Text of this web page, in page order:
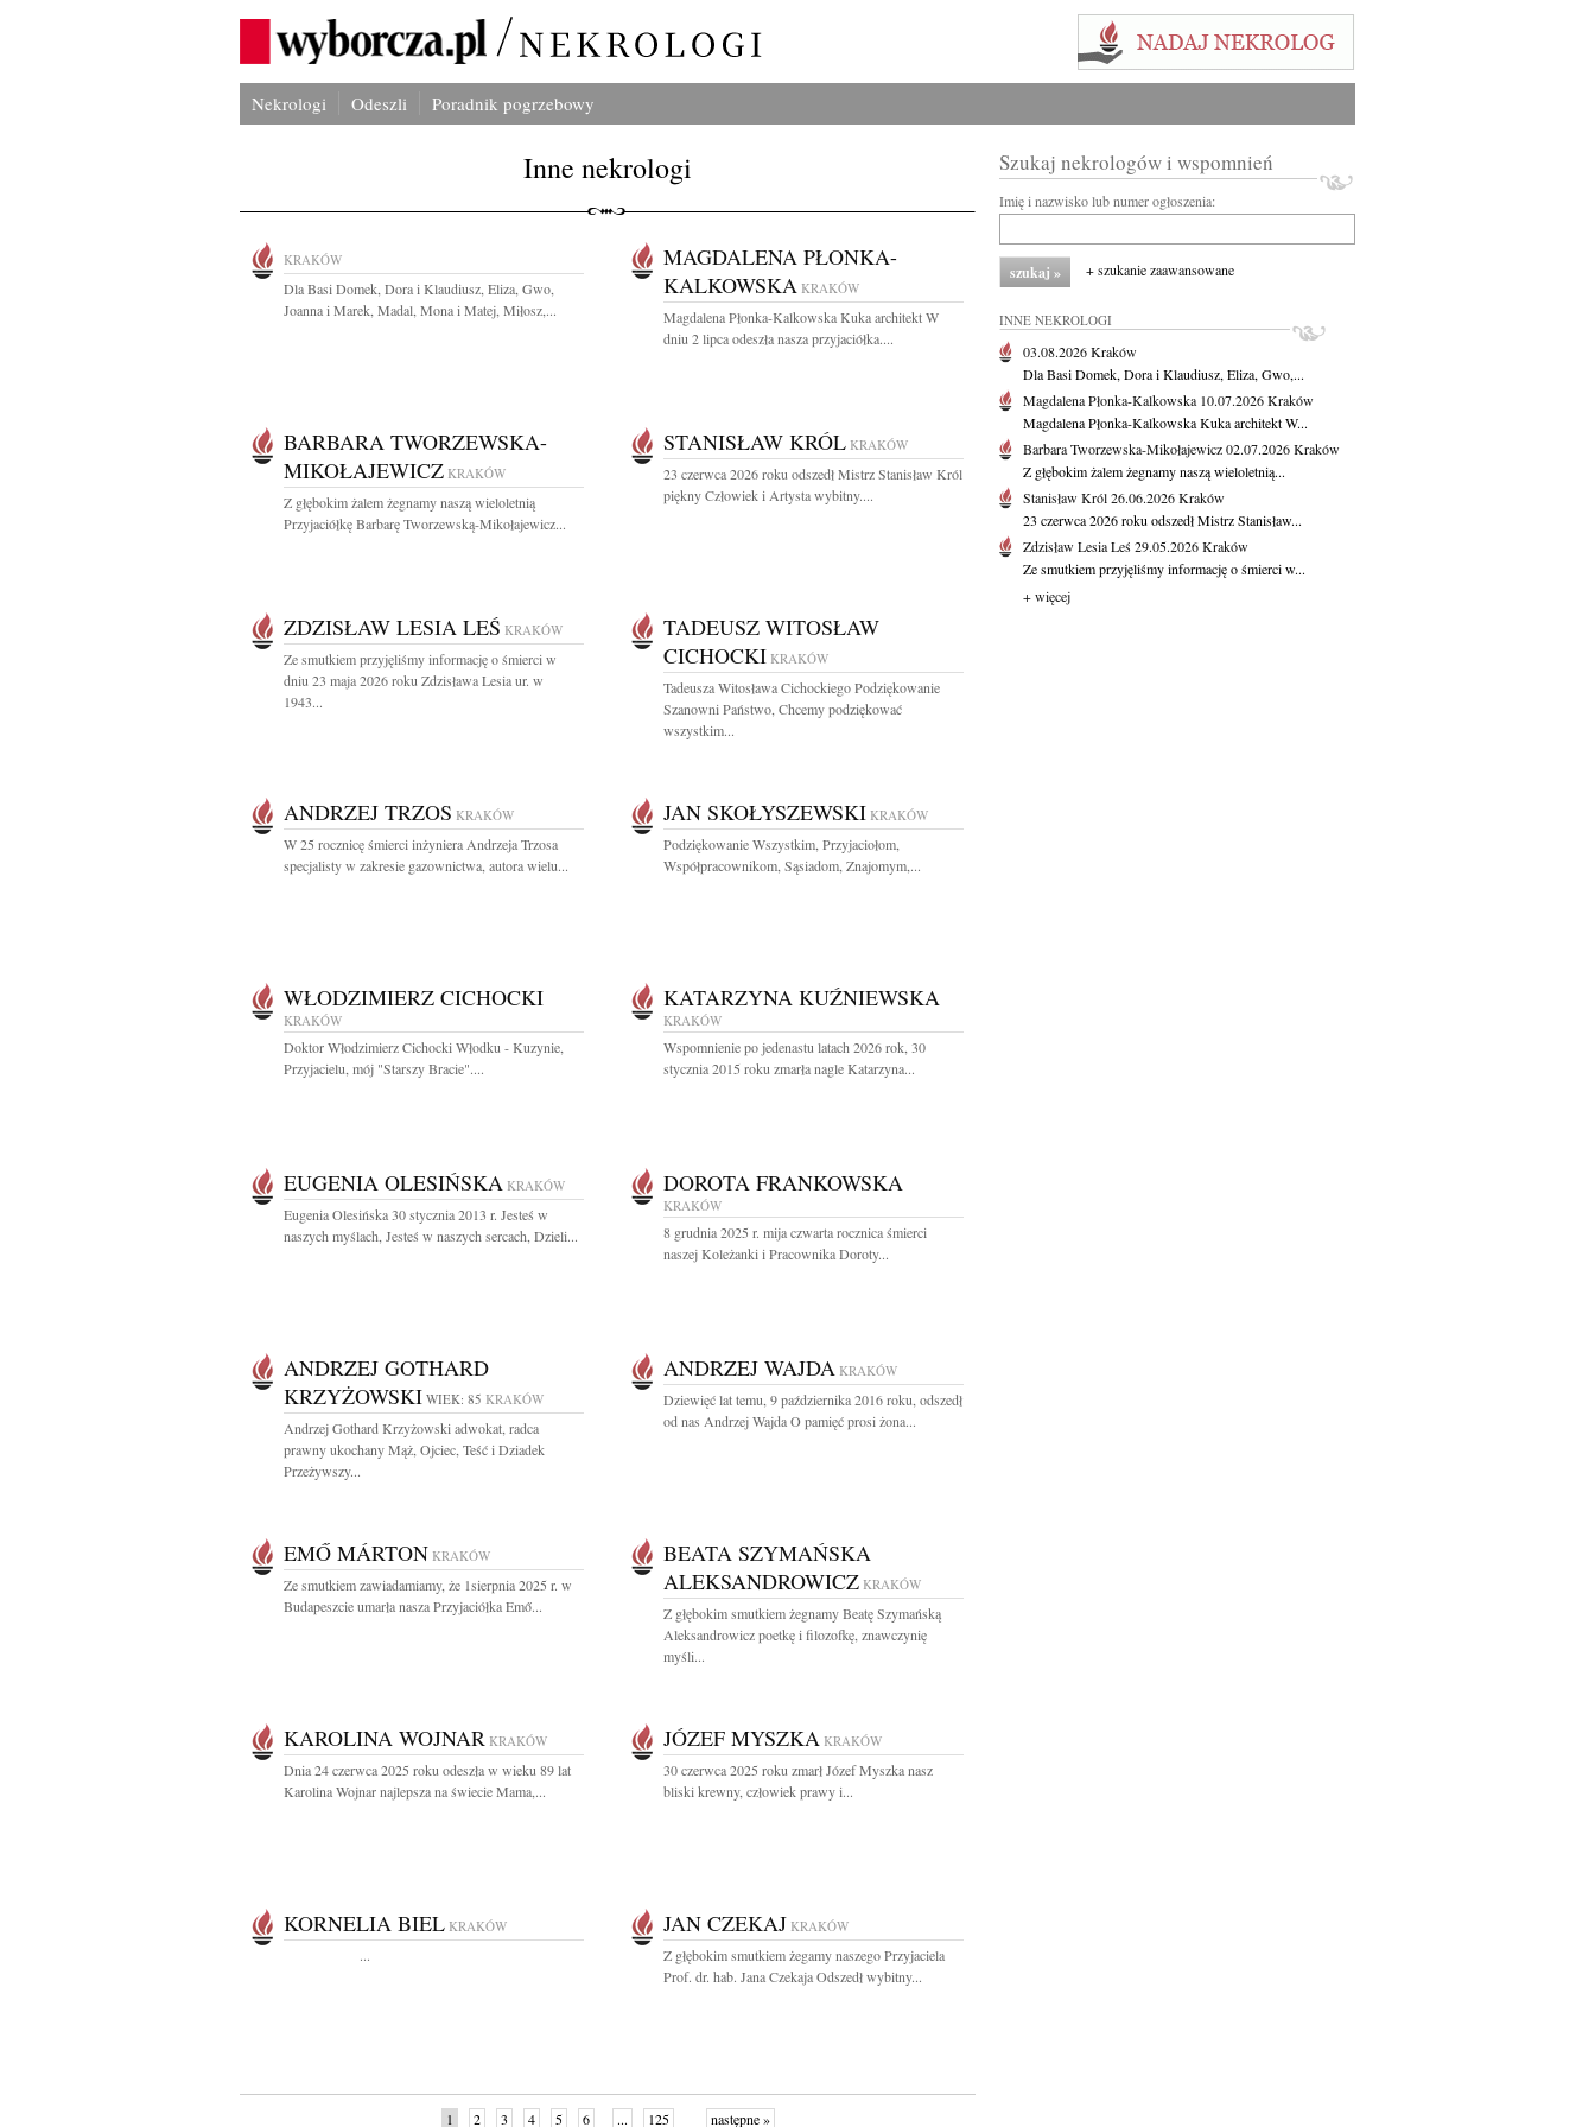
Nekrologi Odeszli Poradnik pogrzebowy
Inne nekrologi
KRAKÓW
Dla Basi Domek, Dora i Klaudiusz, Eliza, Gwo,
Joanna i Marek, Madal, Mona i Matej, Miłosz,...
MAGDALENA PŁONKA-
KALKOWSKA KRAKÓW
Magdalena Płonka-Kalkowska Kuka architekt W
dniu 2 lipca odeszła nasza przyjaciółka....
BARBARA TWORZEWSKA-
MIKOŁAJEWICZ KRAKÓW
Z głębokim żalem żegnamy naszą wieloletnią
Przyjaciółkę Barbarę Tworzewską-Mikołajewicz...
STANISŁAW KRÓL KRAKÓW
23 czerwca 2026 roku odszedł Mistrz Stanisław Król
piękny Człowiek i Artysta wybitny....
ZDZISŁAW LESIA LEŚ KRAKÓW
Ze smutkiem przyjęliśmy informację o śmierci w
dniu 23 maja 2026 roku Zdzisława Lesia ur. w
1943...
TADEUSZ WITOSŁAW
CICHOCKI KRAKÓW
Tadeusza Witosława Cichockiego Podziękowanie
Szanowni Państwo, Chcemy podziękować
wszystkim...
ANDRZEJ TRZOS KRAKÓW
W 25 rocznicę śmierci inżyniera Andrzeja Trzosa
specjalisty w zakresie gazownictwa, autora wielu...
JAN SKOŁYSZEWSKI KRAKÓW
Podziękowanie Wszystkim, Przyjaciołom,
Współpracownikom, Sąsiadom, Znajomym,...
WŁODZIMIERZ CICHOCKI
KRAKÓW
Doktor Włodzimierz Cichocki Włodku - Kuzynie,
Przyjacielu, mój "Starszy Bracie"....
KATARZYNA KUŹNIEWSKA
KRAKÓW
Wspomnienie po jedenastu latach 2026 rok, 30
stycznia 2015 roku zmarła nagle Katarzyna...
EUGENIA OLESIŃSKA KRAKÓW
Eugenia Olesińska 30 stycznia 2013 r. Jesteś w
naszych myślach, Jesteś w naszych sercach, Dzieli...
DOROTA FRANKOWSKA
KRAKÓW
8 grudnia 2025 r. mija czwarta rocznica śmierci
naszej Koleżanki i Pracownika Doroty...
ANDRZEJ GOTHARD
KRZYŻOWSKI WIEK: 85 KRAKÓW
Andrzej Gothard Krzyżowski adwokat, radca
prawny ukochany Mąż, Ojciec, Teść i Dziadek
Przeżywszy...
ANDRZEJ WAJDA KRAKÓW
Dziewięć lat temu, 9 października 2016 roku, odszedł
od nas Andrzej Wajda O pamięć prosi żona...
EMŐ MÁRTON KRAKÓW
Ze smutkiem zawiadamiamy, że 1sierpnia 2025 r. w
Budapeszcie umarła nasza Przyjaciółka Emő...
BEATA SZYMAŃSKA
ALEKSANDROWICZ KRAKÓW
Z głębokim smutkiem żegnamy Beatę Szymańską
Aleksandrowicz poetkę i filozofkę, znawczynię
myśli...
KAROLINA WOJNAR KRAKÓW
Dnia 24 czerwca 2025 roku odeszła w wieku 89 lat
Karolina Wojnar najlepsza na świecie Mama,...
JÓZEF MYSZKA KRAKÓW
30 czerwca 2025 roku zmarł Józef Myszka nasz
bliski krewny, człowiek prawy i...
KORNELIA BIEL KRAKÓW
...
JAN CZEKAJ KRAKÓW
Z głębokim smutkiem żegamy naszego Przyjaciela
Prof. dr. hab. Jana Czekaja Odszedł wybitny...
1 2 3 4 5 6 ... 125 następne »
Szukaj nekrologów i wspomnień
Imię i nazwisko lub numer ogłoszenia:
+ szukanie zaawansowane
INNE NEKROLOGI
03.08.2026Kraków
Dla Basi Domek, Dora i Klaudiusz, Eliza, Gwo,...
Magdalena Płonka-Kalkowska 10.07.2026Kraków
Magdalena Płonka-Kalkowska Kuka architekt W...
Barbara Tworzewska-Mikołajewicz02.07.2026Kraków
Z głębokim żalem żegnamy naszą wieloletnią...
Stanisław Król26.06.2026Kraków
23 czerwca 2026 roku odszedł Mistrz Stanisław...
Zdzisław Lesia Leś29.05.2026Kraków
Ze smutkiem przyjęliśmy informację o śmierci w...
+ więcej